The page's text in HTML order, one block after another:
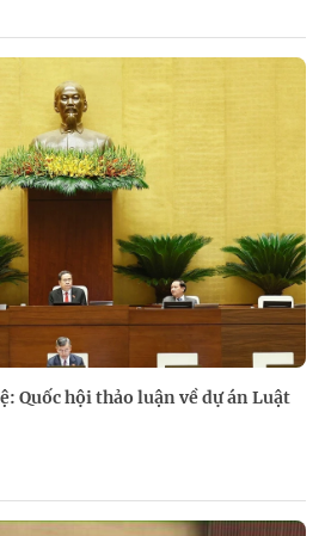
Quốc hội thảo luận về dự án Luật